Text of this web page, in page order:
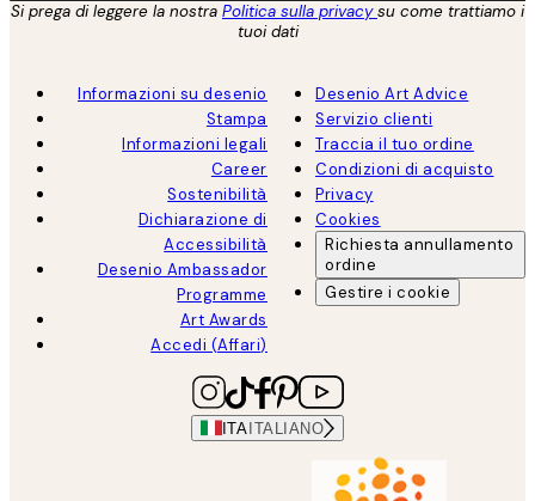
Si prega di leggere la nostra Politica sulla privacysu come trattiamo i
tuoi dati
Informazioni su desenio
Stampa
Informazioni legali
Career
Sostenibilità
Dichiarazione di
Accessibilità
Desenio Ambassador
Programme
Art Awards
Accedi (Affari)
Desenio Art Advice
Servizio clienti
Traccia il tuo ordine
Condizioni di acquisto
Privacy
Cookies
Richiesta annullamento
ordine
Gestire i cookie
ITAITALIANO